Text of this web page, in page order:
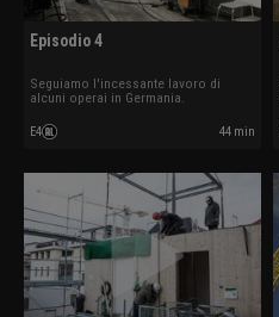
Episodio 4
Seguiamo l'incessante lavoro di
alcuni operai in Germania.
E4 44 min